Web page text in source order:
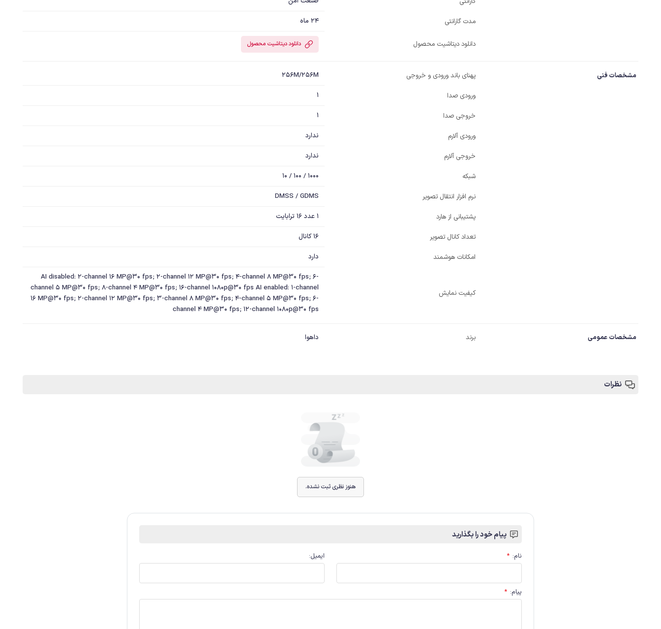
مدت گارانتی 24 ماه
دانلود دیتاشیت محصول دانلود دیتاشیت محصول
مشخصات فنی پهنای باند ورودی و خروجی 256M/256M
ورودی صدا 1
خروجی صدا 1
ورودی آلارم ندارد
خروجی آلارم ندارد
شبکه 1000 / 100 / 10
نرم افزار انتقال تصویر DMSS / GDMS
پشتیبانی از هارد 1 عدد 16 ترابایت
تعداد کانال تصویر 16 کانال
امکانات هوشمند دارد
کیفیت نمایش
AI disabled: 2-channel 16 MP@30 fps; 2-channel 12 MP@30 fps; 4-channel 8 MP@30 fps; 6-
channel 5 MP@30 fps; 8-channel 4 MP@30 fps; 16-channel 1080p@30 fps AI enabled: 1-channel
16 MP@30 fps; 2-channel 12 MP@30 fps; 3-channel 8 MP@30 fps; 4-channel 5 MP@30 fps; 6-
channel 4 MP@30 fps; 12-channel 1080p@30 fps
مشخصات عمومی برند داهوا
نظرات
هنوز نظری ثبت نشده.
پیام خود را بگذارید
نام:
* ایمیل:
پیام:
*